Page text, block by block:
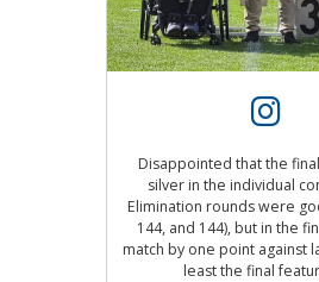
Disappointed that the
silver in the individual
Elimination rounds were
144, and 144), but in the
match by one point against
least the final